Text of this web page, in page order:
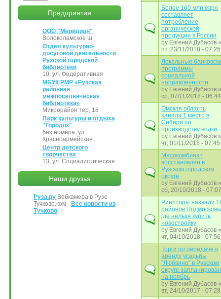
Более 160 млн евро
составляет
потребление
органической
продукции в России
by Евгений Дубасов »
пт, 23/11/2018 - 07:25
Локальные
программы
социальной
направленности
by Евгений Дубасов »
ср, 07/11/2018 - 06:44
Омская область
заняла 1 место в
Сибири по
производству водки
by Евгений Дубасов »
чт, 01/11/2018 - 07:45
Мясокомбинат
восстановлен в
Рузском городском
округе
by Евгений Дубасов »
сб, 20/10/2018 - 07:07
Риелторы назвали
районов
где нельзя купить
новостройку
by Евгений Дубасов »
чт, 04/10/2018 - 07:56
Торги по передаче в
аренду усадьбы
"Любвино" в Рузском
округе
на ноябрь
by Евгений Дубасов »
вт, 24/10/2017 - 07:28
Предприятия
ООО "Меридиан"
Волоколамское ш
Отдел культурно-
досуговой деятельности
Рузской городской
библиотеки
10, ул. Федеративная
МБУК РМР «Рузская
районная
межпоселенческая
библиотека»
Микрорайон тер, 18
Парк культуры и отдыха
"Городок"
без номера, ул.
Красноармейская
Центр детского
творчества
13, ул. Социалистическая
Наши друзья
Руза.ру Вебкамера в Рузе
Тучково.ком - Все новости из
Тучково.